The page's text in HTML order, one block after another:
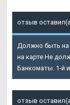
отзыв
Должно быть на
на карте Не
Банкоматы. 1-й и
отзыв